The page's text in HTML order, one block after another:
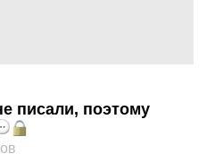
писали, поэтому